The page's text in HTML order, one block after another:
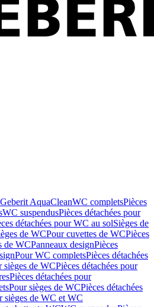
AquaCleanWC completsPièces
WC suspendusPièces détachées pour
détachées pour WC au solSièges de
de WCPour cuvettes de WCPièces
de WCPanneaux designPièces
Pour WC completsPièces détachées
sièges de WCPièces détachées pour
Pièces détachées pour
Pour sièges de WCPièces détachées
sièges de WC et WC